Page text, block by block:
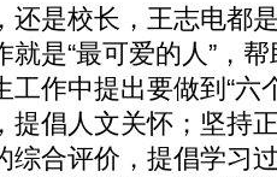
是校长，王志电都
是“最可爱的人”，
作中提出要做到“六
提倡人文关怀；坚持
综合评价，提倡学习